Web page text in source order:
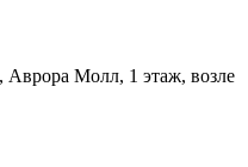
Аврора Молл, 1 этаж, возле